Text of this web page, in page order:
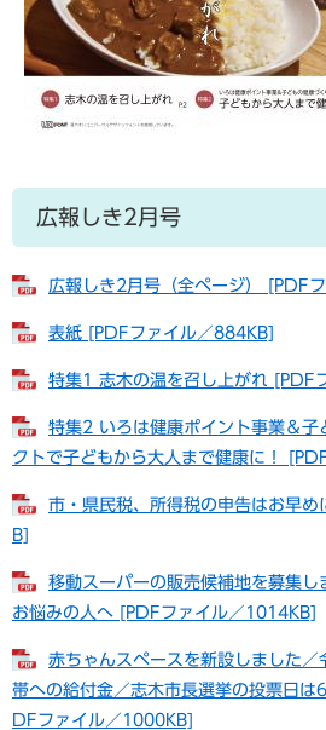
広報しき2月号
広報しき2月号（全ページ） [PDF
表紙 [PDFファイル／884KB]
特集1 志木の温を召し上がれ [PDF
特集2 いろは健康ポイント事業＆子
クトで子どもから大人まで健康に！
市・県民税、所得税の申告はお早
B]
移動スーパーの販売候補地を募集し
お悩みの人へ [PDFファイル／1014KB]
赤ちゃんスペースを新設しました
帯への給付金／志木市長選挙の投票日
DFファイル／1000KB]